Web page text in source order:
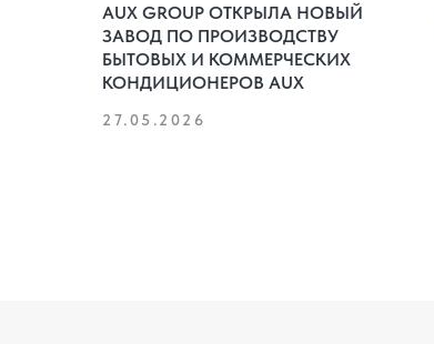
AUX GROUP ОТКРЫЛА НОВЫЙ
ЗАВОД ПО ПРОИЗВОДСТВУ
БЫТОВЫХ И КОММЕРЧЕСКИХ
КОНДИЦИОНЕРОВ AUX
27.05.2026